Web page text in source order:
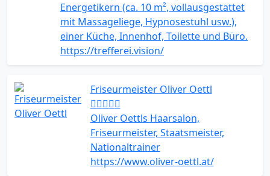
Energetikern (ca. 10 m², vollausgestattet
mit Massageliege, Hypnosestuhl usw.),
einer Küche, Innenhof, Toilette und Büro.
https://trefferei.vision/
Friseurmeister Oliver Oettl
Oliver Oettls Haarsalon,
Friseurmeister, Staatsmeister,
Nationaltrainer
https://www.oliver-oettl.at/